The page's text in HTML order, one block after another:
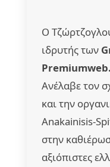
Ο
ιδρυτής των
Ανέλαβε τον
και την
Anakainisis-
στην
αξιόπιστες